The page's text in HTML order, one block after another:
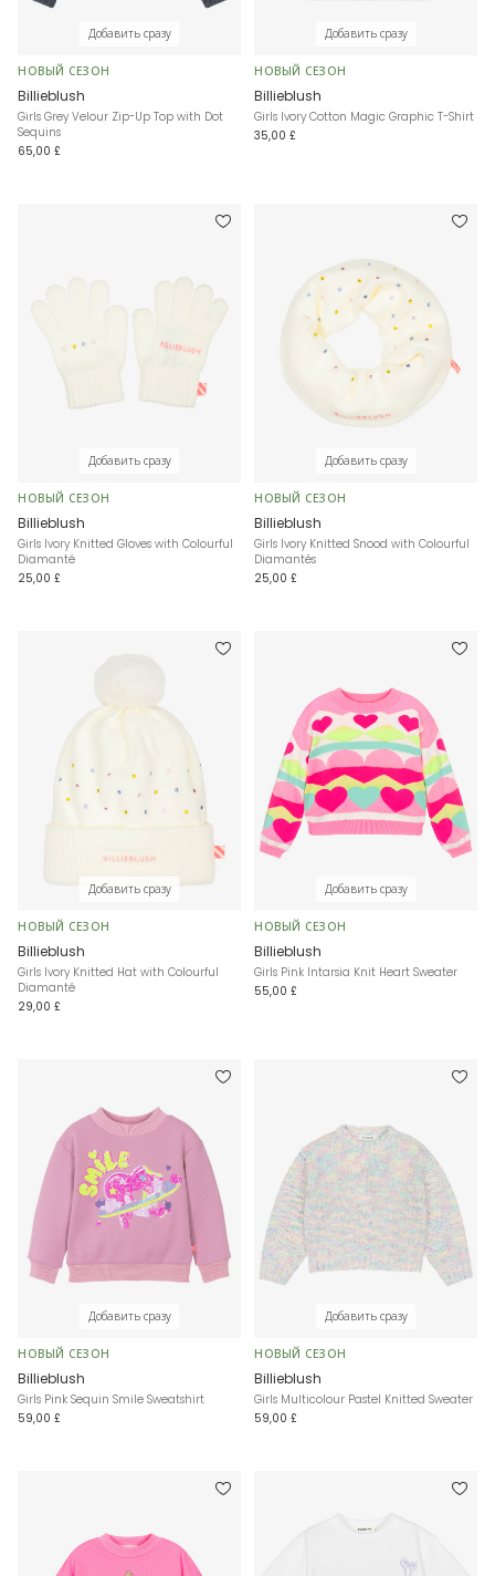
Добавить сразу
НОВЫЙ СЕЗОН
Billieblush
Girls Grey Velour Zip-Up Top with Dot
Sequins
65,00 £
Добавить сразу
НОВЫЙ СЕЗОН
Billieblush
Girls Ivory Cotton Magic Graphic T-Shirt
35,00 £
Добавить сразу
НОВЫЙ СЕЗОН
Billieblush
Girls Ivory Knitted Gloves with Colourful
Diamanté
25,00 £
Добавить сразу
НОВЫЙ СЕЗОН
Billieblush
Girls Ivory Knitted Snood with Colourful
Diamantés
25,00 £
Добавить сразу
НОВЫЙ СЕЗОН
Billieblush
Girls Ivory Knitted Hat with Colourful
Diamanté
29,00 £
Добавить сразу
НОВЫЙ СЕЗОН
Billieblush
Girls Pink Intarsia Knit Heart Sweater
55,00 £
Добавить сразу
НОВЫЙ СЕЗОН
Billieblush
Girls Pink Sequin Smile Sweatshirt
59,00 £
Добавить сразу
НОВЫЙ СЕЗОН
Billieblush
Girls Multicolour Pastel Knitted Sweater
59,00 £